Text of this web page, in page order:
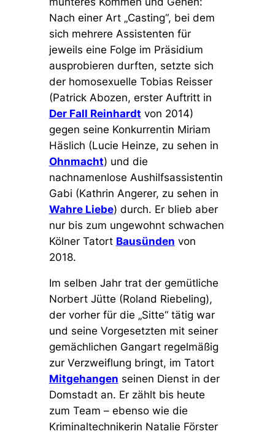
Nach einer Art „Casting“, bei dem
sich mehrere Assistenten für
jeweils eine Folge im Präsidium
ausprobieren durften, setzte sich
der homosexuelle Tobias Reisser
(Patrick Abozen, erster Auftritt in
Der Fall Reinhardt von 2014)
gegen seine Konkurrentin Miriam
Häslich (Lucie Heinze, zu sehen in
Ohnmacht) und die
nachnamenlose Aushilfsassistentin
Gabi (Kathrin Angerer, zu sehen in
Wahre Liebe) durch. Er blieb aber
nur bis zum ungewohnt schwachen
Kölner Tatort Bausünden von
2018.
Im selben Jahr trat der gemütliche
Norbert Jütte (Roland Riebeling),
der vorher für die „Sitte“ tätig war
und seine Vorgesetzten mit seiner
gemächlichen Gangart regelmäßig
zur Verzweiflung bringt, im Tatort
Mitgehangen seinen Dienst in der
Domstadt an. Er zählt bis heute
zum Team – ebenso wie die
Kriminaltechnikerin Natalie Förster